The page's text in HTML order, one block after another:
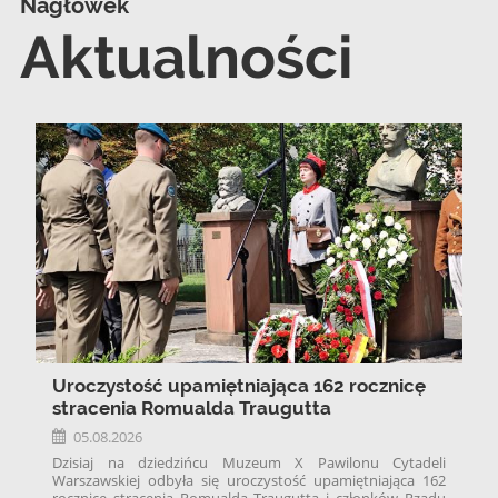
Nagłówek
Aktualności
Uroczystość upamiętniająca 162 rocznicę
stracenia Romualda Traugutta
05.08.2026
Dzisiaj na dziedzińcu Muzeum X Pawilonu Cytadeli
Warszawskiej odbyła się uroczystość upamiętniająca 162